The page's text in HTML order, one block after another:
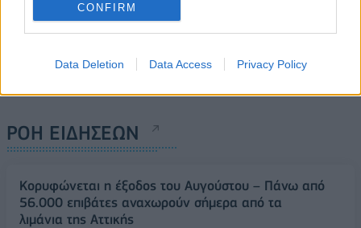
CONFIRM
Data Deletion Data Access Privacy Policy
ΡΟΗ ΕΙΔΗΣΕΩΝ
Κορυφώνεται η έξοδος του Αυγούστου – Πάνω από
56.000 επιβάτες αναχωρούν σήμερα από τα
λιμάνια της Αττικής